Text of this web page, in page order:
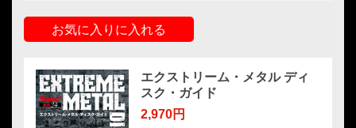
お気に入りに入れる
エクストリーム・メタル ディ
スク・ガイド
2,970円